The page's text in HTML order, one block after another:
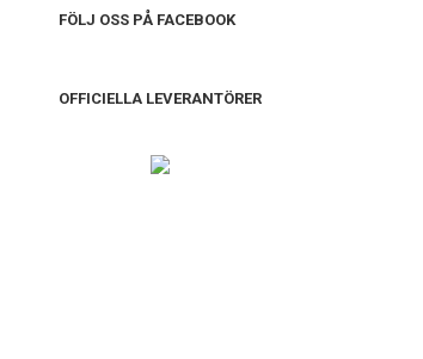
FÖLJ OSS PÅ FACEBOOK
OFFICIELLA LEVERANTÖRER